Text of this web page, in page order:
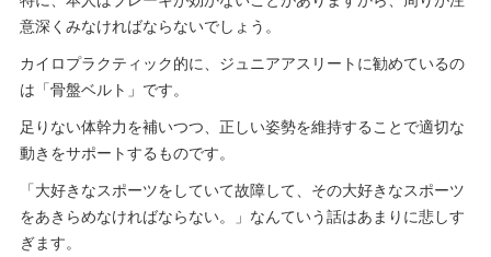
意深くみなければならないでしょう。
カイロプラクティック的に、ジュニアアスリートに勧めているの
は「骨盤ベルト」です。
足りない体幹力を補いつつ、正しい姿勢を維持することで適切な
動きをサポートするものです。
「大好きなスポーツをしていて故障して、その大好きなスポーツ
をあきらめなければならない。」なんていう話はあまりに悲しす
ぎます。